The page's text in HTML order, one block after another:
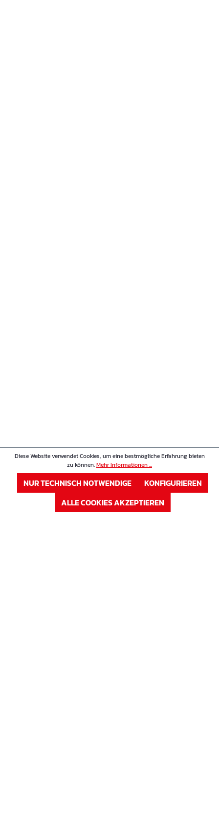
Diese Website verwendet Cookies, um eine bestmögliche Erfahrung bieten
zu können.Mehr Informationen ...
NUR TECHNISCH NOTWENDIGE
KONFIGURIEREN
ALLE COOKIES AKZEPTIEREN